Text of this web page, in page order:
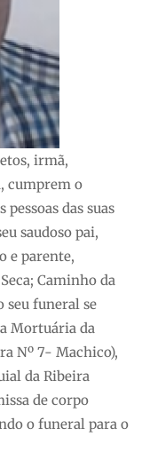
irmã,
cumprem o
das suas
saudoso pai,
e parente,
Caminho da
seu funeral se
Mortuária da
Nº 7- Machico),
da Ribeira
de corpo
o funeral para o